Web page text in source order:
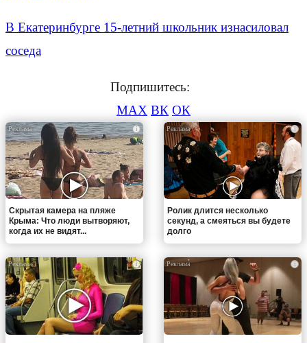
В Екатеринбурге 15-летний школьник изнасиловал
соседа
Подпишитесь:
MAX ВК ОК
i
Скрытая камера на пляже
Крыма: Что люди вытворяют,
когда их не видят...
i
Ролик длится несколько
секунд, а смеяться вы будете
долго
i i